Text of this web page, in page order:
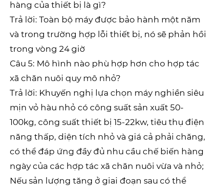
hàng của thiết bị là gì?
Trả lời: Toàn bộ máy được bảo hành một năm
và trong trường hợp lỗi thiết bị, nó sẽ phản hồi
trong vòng 24 giờ
Câu 5: Mô hình nào phù hợp hơn cho hợp tác
xã chăn nuôi quy mô nhỏ?
Trả lời: Khuyến nghị lựa chọn máy nghiền siêu
mịn vỏ hàu nhỏ có công suất sản xuất 50-
100kg, công suất thiết bị 15-22kw, tiêu thụ điện
năng thấp, diện tích nhỏ và giá cả phải chăng,
có thể đáp ứng đầy đủ nhu cầu chế biến hàng
ngày của các hợp tác xã chăn nuôi vừa và nhỏ;
Nếu sản lượng tăng ở giai đoạn sau có thể